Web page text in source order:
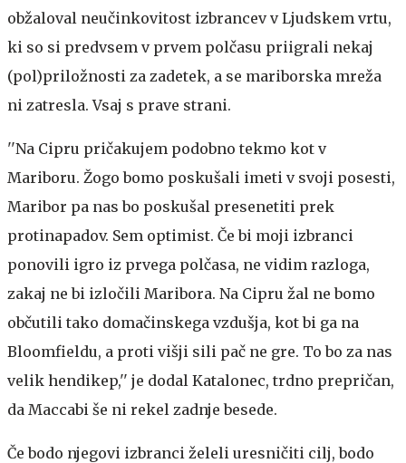
obžaloval neučinkovitost izbrancev v Ljudskem vrtu,
ki so si predvsem v prvem polčasu priigrali nekaj
(pol)priložnosti za zadetek, a se mariborska mreža
ni zatresla. Vsaj s prave strani.
''Na Cipru pričakujem podobno tekmo kot v
Mariboru. Žogo bomo poskušali imeti v svoji posesti,
Maribor pa nas bo poskušal presenetiti prek
protinapadov. Sem optimist. Če bi moji izbranci
ponovili igro iz prvega polčasa, ne vidim razloga,
zakaj ne bi izločili Maribora. Na Cipru žal ne bomo
občutili tako domačinskega vzdušja, kot bi ga na
Bloomfieldu, a proti višji sili pač ne gre. To bo za nas
velik hendikep,'' je dodal Katalonec, trdno prepričan,
da Maccabi še ni rekel zadnje besede.
Če bodo njegovi izbranci želeli uresničiti cilj, bodo